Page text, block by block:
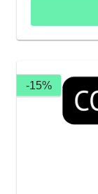
-15%